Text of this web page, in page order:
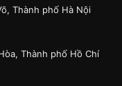
Thành phố Hà Nội
Thành phố Hồ Chí